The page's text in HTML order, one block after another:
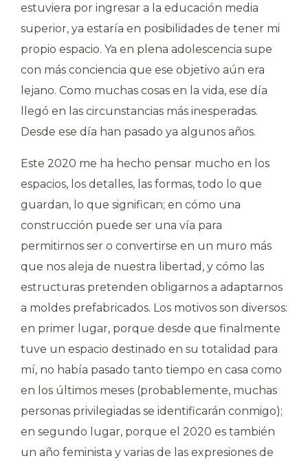
estuviera por ingresar a la educación media
superior, ya estaría en posibilidades de tener mi
propio espacio. Ya en plena adolescencia supe
con más conciencia que ese objetivo aún era
lejano. Como muchas cosas en la vida, ese día
llegó en las circunstancias más inesperadas.
Desde ese día han pasado ya algunos años.
Este 2020 me ha hecho pensar mucho en los
espacios, los detalles, las formas, todo lo que
guardan, lo que significan; en cómo una
construcción puede ser una vía para
permitirnos ser o convertirse en un muro más
que nos aleja de nuestra libertad, y cómo las
estructuras pretenden obligarnos a adaptarnos
a moldes prefabricados. Los motivos son diversos:
en primer lugar, porque desde que finalmente
tuve un espacio destinado en su totalidad para
mí, no había pasado tanto tiempo en casa como
en los últimos meses (probablemente, muchas
personas privilegiadas se identificarán conmigo);
en segundo lugar, porque el 2020 es también
un año feminista y varias de las expresiones de